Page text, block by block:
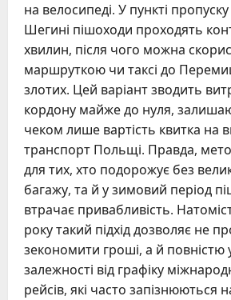
на велосипеді. У пункті
Шегині пішоходи проходять
хвилин, після чого можна
маршруткою чи таксі до
злотих. Цей варіант зводить
кордону майже до нуля,
чеком лише вартість квитка на
транспорт Польщі. Правда,
для тих, хто подорожує без
багажу, та й у зимовий період
втрачає привабливість.
року такий підхід дозволяє не
зекономити гроші, а й повністю
залежності від графіку
рейсів, які часто запізнюються